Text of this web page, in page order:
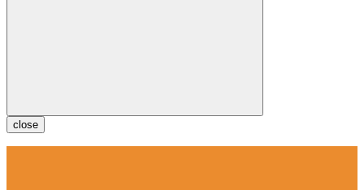
close